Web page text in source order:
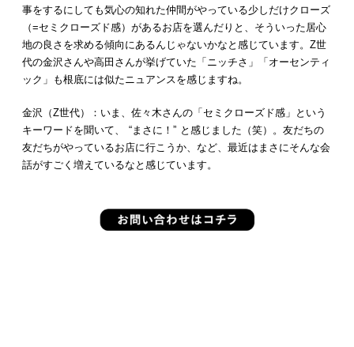
事をするにしても気心の知れた仲間がやっている少しだけクローズ
（=セミクローズド感）があるお店を選んだりと、そういった居心
地の良さを求める傾向にあるんじゃないかなと感じています。Z世
代の金沢さんや高田さんが挙げていた「ニッチさ」「オーセンティ
ック」も根底には似たニュアンスを感じますね。
金沢（Z世代）：いま、佐々木さんの「セミクローズド感」という
キーワードを聞いて、 “まさに！” と感じました（笑）。友だちの
友だちがやっているお店に行こうか、など、最近はまさにそんな会
話がすごく増えているなと感じています。